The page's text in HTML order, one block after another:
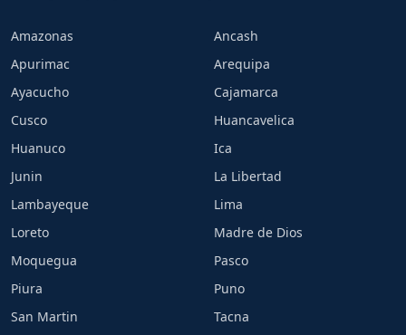
Amazonas
Ancash
Apurimac
Arequipa
Ayacucho
Cajamarca
Cusco
Huancavelica
Huanuco
Ica
Junin
La Libertad
Lambayeque
Lima
Loreto
Madre de Dios
Moquegua
Pasco
Piura
Puno
San Martin
Tacna